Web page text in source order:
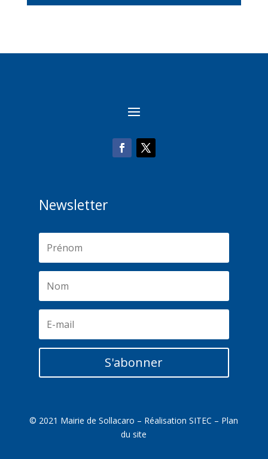
Newsletter
S'abonner
© 2021 Mairie de Sollacaro – RéalisationSITEC – Plan
du site